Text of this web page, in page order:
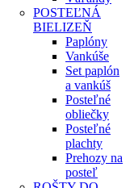
POSTEĽNÁ
BIELIZEŇ
Paplóny
Vankúše
Set paplón
a vankúš
Posteľné
obliečky
Posteľné
plachty
Prehozy na
posteľ